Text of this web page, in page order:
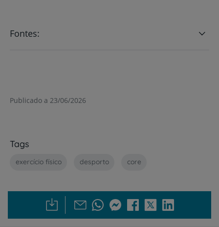
Fontes:
Publicado a 23/06/2026
Tags
exercício físico desporto core